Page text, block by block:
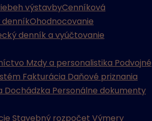
výstavbyCenníková
Ohodnocovanie
denník a vyúčtovanie
Mzdy a personalistika Podvojné
Fakturácia Daňové priznania
Dochádzka Personálne dokumenty
Stavebný rozpočet Výmery